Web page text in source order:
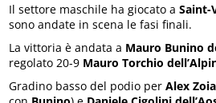
Il settore maschile ha giocato aSaint-
sono andate in scena le fasi finali.
La vittoria è andata a Mauro Bunino
regolato 20-9 Mauro Torchio
Gradino basso del podio perAlex